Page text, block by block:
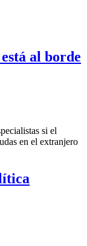
al borde
si el
en el extranjero